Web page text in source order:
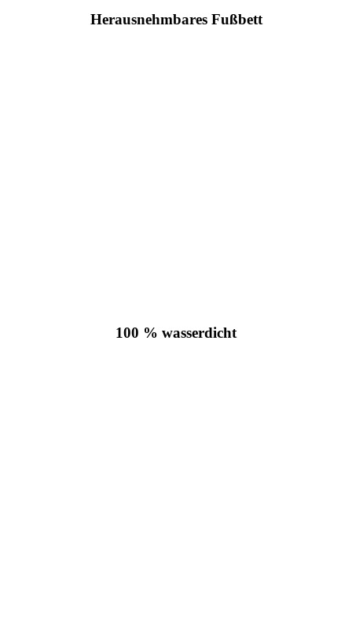
Herausnehmbares Fußbett
100 % wasserdicht